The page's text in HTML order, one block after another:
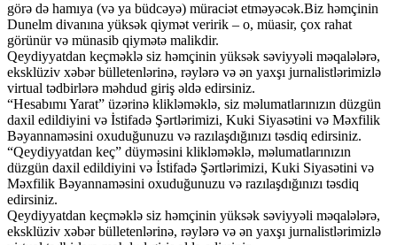
görə də hamıya (və ya büdcəyə) müraciət etməyəcək.Biz həmçinin
Dunelm divanına yüksək qiymət veririk – o, müasir, çox rahat
görünür və münasib qiymətə malikdir.
Qeydiyyatdan keçməklə siz həmçinin yüksək səviyyəli məqalələrə,
eksklüziv xəbər bülletenlərinə, rəylərə və ən yaxşı jurnalistlərimizlə
virtual tədbirlərə məhdud giriş əldə edirsiniz.
“Hesabımı Yarat” üzərinə klikləməklə, siz məlumatlarınızın düzgün
daxil edildiyini və İstifadə Şərtlərimizi, Kuki Siyasətini və Məxfilik
Bəyannaməsini oxuduğunuzu və razılaşdığınızı təsdiq edirsiniz.
“Qeydiyyatdan keç” düyməsini klikləməklə, məlumatlarınızın
düzgün daxil edildiyini və İstifadə Şərtlərimizi, Kuki Siyasətini və
Məxfilik Bəyannaməsini oxuduğunuzu və razılaşdığınızı təsdiq
edirsiniz.
Qeydiyyatdan keçməklə siz həmçinin yüksək səviyyəli məqalələrə,
eksklüziv xəbər bülletenlərinə, rəylərə və ən yaxşı jurnalistlərimizlə